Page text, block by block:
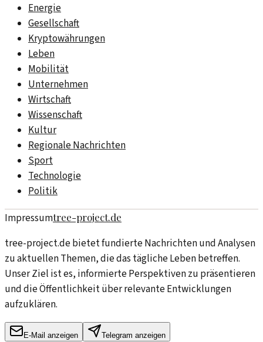
Energie
Gesellschaft
Kryptowährungen
Leben
Mobilität
Unternehmen
Wirtschaft
Wissenschaft
Kultur
Regionale Nachrichten
Sport
Technologie
Politik
Impressumtree-project.de
tree-project.de bietet fundierte Nachrichten und Analysen
zu aktuellen Themen, die das tägliche Leben betreffen.
Unser Ziel ist es, informierte Perspektiven zu präsentieren
und die Öffentlichkeit über relevante Entwicklungen
aufzuklären.
E-Mail anzeigen Telegram anzeigen